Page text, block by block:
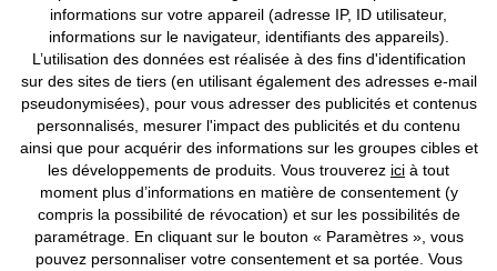
CGV Données personnelles Paramètres des cookies
Mentions légales Résilier le contrat
©2026 bonprix.Tous droits réservés.
Deutsch Français
informations sur votre appareil (adresse IP, ID utilisateur,
informations sur le navigateur, identifiants des appareils).
L’utilisation des données est réalisée à des fins d'identification
sur des sites de tiers (en utilisant également des adresses e-mail
pseudonymisées), pour vous adresser des publicités et contenus
personnalisés, mesurer l'impact des publicités et du contenu
ainsi que pour acquérir des informations sur les groupes cibles et
les développements de produits. Vous trouverez ici à tout
moment plus d’informations en matière de consentement (y
compris la possibilité de révocation) et sur les possibilités de
paramétrage. En cliquant sur le bouton « Paramètres », vous
pouvez personnaliser votre consentement et sa portée. Vous